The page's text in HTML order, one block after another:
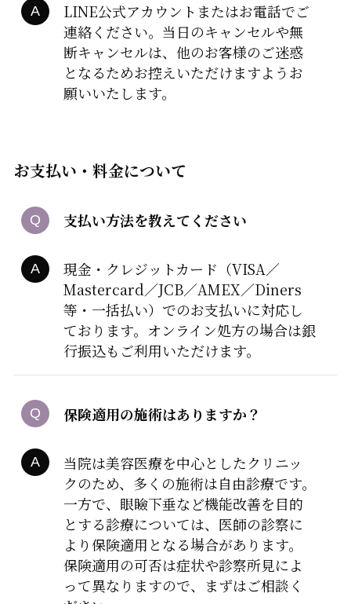
LINE公式アカウントまたはお電話でご
連絡ください。当日のキャンセルや無
断キャンセルは、他のお客様のご迷惑
となるためお控えいただけますようお
願いいたします。
お支払い・料金について
支払い方法を教えてください
現金・クレジットカード（VISA／
Mastercard／JCB／AMEX／Diners
等・一括払い）でのお支払いに対応し
ております。オンライン処方の場合は銀
行振込もご利用いただけます。
保険適用の施術はありますか？
当院は美容医療を中心としたクリニッ
クのため、多くの施術は自由診療です。
一方で、眼瞼下垂など機能改善を目的
とする診療については、医師の診察に
より保険適用となる場合があります。
保険適用の可否は症状や診察所見によ
って異なりますので、まずはご相談く